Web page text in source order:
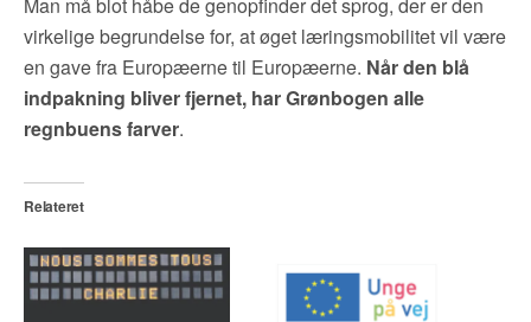
virkelige begrundelse for, at øget læringsmobilitet vil være
en gave fra Europæerne til Europæerne. Når den blå
indpakning bliver fjernet, har Grønbogen alle
regnbuens farver.
Relateret